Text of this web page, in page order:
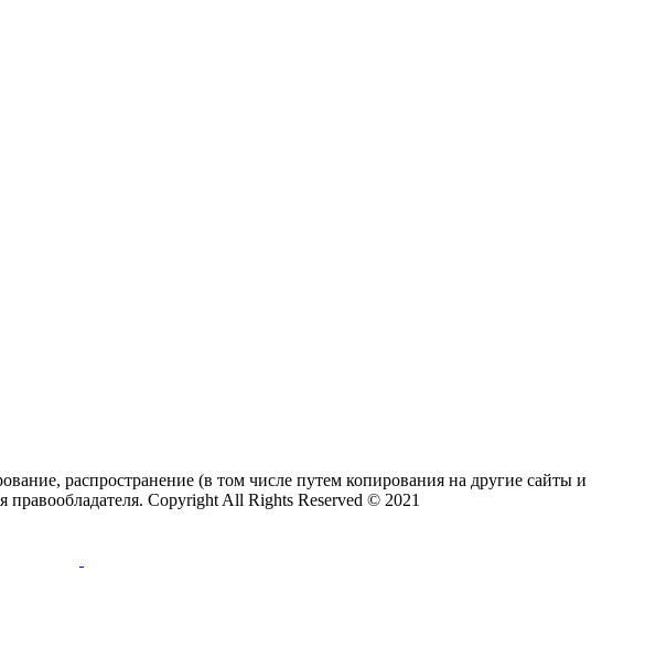
распространение (в том числе путем копирования на другие сайты и
Copyright All Rights Reserved © 2021